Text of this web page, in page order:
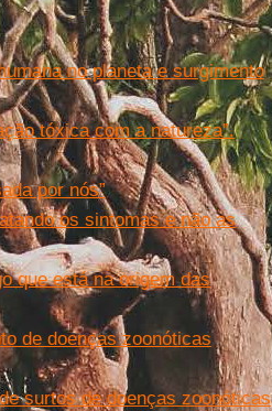
no planeta e surgimento
tóxica com a natureza”.
por nós”
os sintomas e não as
que está na origem das
de doenças zoonóticas
surtos de doenças zoonóticas